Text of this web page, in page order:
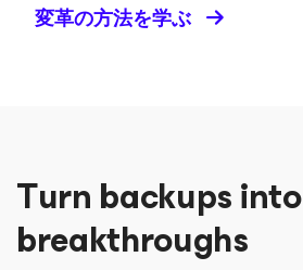
変革の方法を学ぶ
Turn backups into
breakthroughs